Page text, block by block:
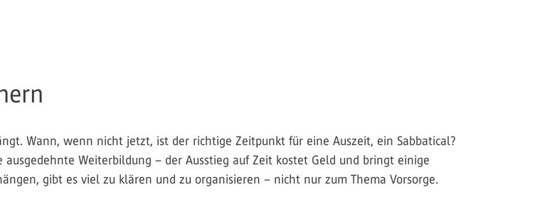
Wann, wenn nicht jetzt, ist der richtige Zeitpunkt für eine Auszeit, ein Sabbatical?
Weiterbildung – der Ausstieg auf Zeit kostet Geld und bringt einige
gibt es viel zu klären und zu organisieren – nicht nur zum Thema Vorsorge.